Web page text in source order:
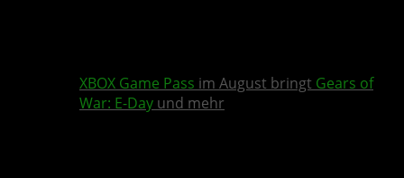
XBOX Game Pass im August bringt Gears of
War: E-Day und mehr